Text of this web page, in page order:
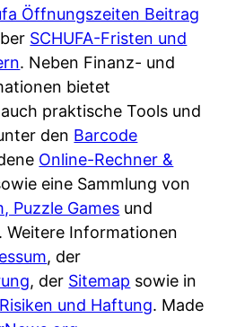
Öffnungszeiten Beitrag
SCHUFA-Fristen und
. Neben Finanz- und
bietet
praktische Tools und
den Barcode
Online-Rechner &
eine Sammlung von
Puzzle Games und
. Weitere Informationen
, der
, der Sitemap sowie in
Risiken und Haftung. Made